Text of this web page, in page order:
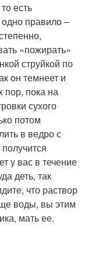
есть
одно правило –
«пожирать»
струйкой по
он темнеет и
пор, пока на
сухого
потом
в ведро с
у вас в течение
деть, так
что раствор
воды, вы этим
мать ее.